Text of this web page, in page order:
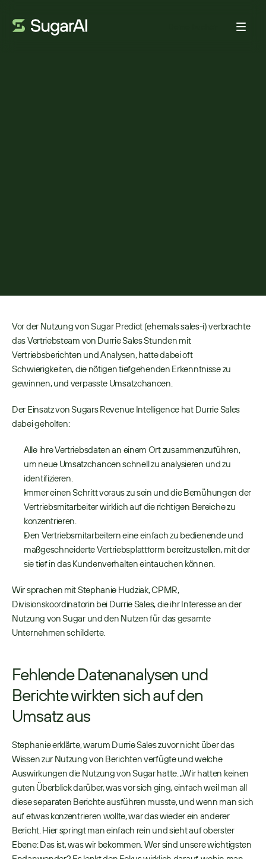
Vor der Nutzung von Sugar Predict (ehemals sales-i) verbrachte
das Vertriebsteam von Durrie Sales Stunden mit
Vertriebsberichten und Analysen, hatte dabei oft
Schwierigkeiten, die nötigen tiefgehenden Erkenntnisse zu
gewinnen, und verpasste Umsatzchancen.
Der Einsatz von Sugars Revenue Intelligence hat Durrie Sales
dabei geholfen:
Alle ihre Vertriebsdaten an einem Ort zusammenzuführen,
um neue Umsatzchancen schnell zu analysieren und zu
identifizieren.
Immer einen Schritt voraus zu sein und die Bemühungen der
Vertriebsmitarbeiter wirklich auf die richtigen Bereiche zu
konzentrieren.
Den Vertriebsmitarbeitern eine einfach zu bedienende und
maßgeschneiderte Vertriebsplattform bereitzustellen, mit der
sie tief in das Kundenverhalten eintauchen können.
Wir sprachen mit Stephanie Hudziak, CPMR,
Divisionskoordinatorin bei Durrie Sales, die ihr Interesse an der
Nutzung von Sugar und den Nutzen für das gesamte
Unternehmen schilderte.
Fehlende Datenanalysen und
Berichte wirkten sich auf den
Umsatz aus
Stephanie erklärte, warum Durrie Sales zuvor nicht über das
Wissen zur Nutzung von Berichten verfügte und welche
Auswirkungen die Nutzung von Sugar hatte. „Wir hatten keinen
guten Überblick darüber, was vor sich ging, einfach weil man all
diese separaten Berichte ausführen musste, und wenn man sich
auf etwas konzentrieren wollte, war das wieder ein anderer
Bericht. Hier springt man einfach rein und sieht auf oberster
Ebene: Das ist, was wir bekommen. Wer sind unsere wichtigsten